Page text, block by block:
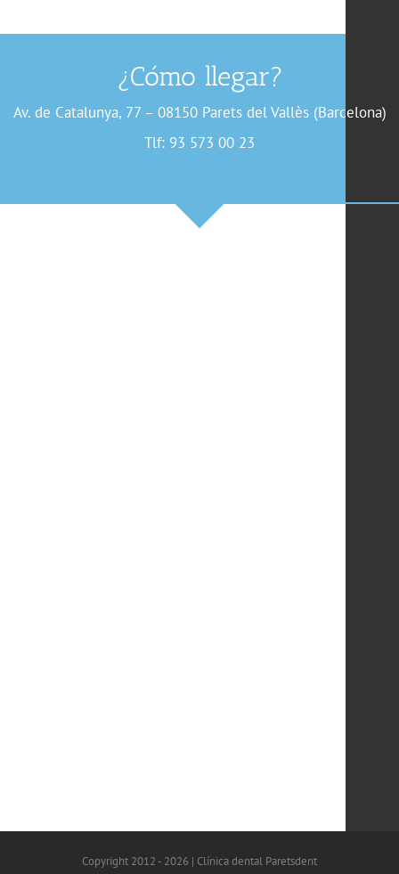
¿Cómo llegar?
Av. de Catalunya, 77 – 08150 Parets del Vallès (Barcelona)
Tlf: 93 573 00 23
Copyright 2012 - 2026 | Clínica dental Paretsdent